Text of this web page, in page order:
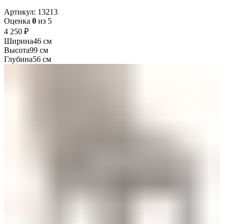
Артикул: 13213
Оценка 0 из 5
₽
Ширина46 см
Высота99 см
Глубина56 см